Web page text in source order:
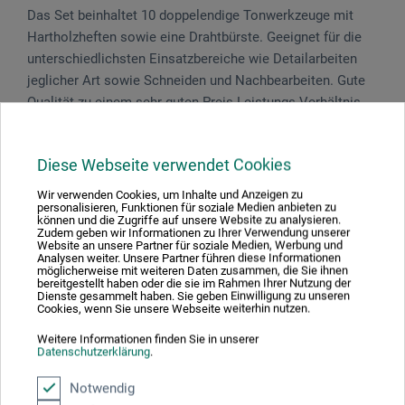
Diese Webseite verwendet Cookies
Wir verwenden Cookies, um Inhalte und Anzeigen zu
personalisieren, Funktionen für soziale Medien anbieten zu
können und die Zugriffe auf unsere Website zu analysieren.
Zudem geben wir Informationen zu Ihrer Verwendung unserer
Website an unsere Partner für soziale Medien, Werbung und
Analysen weiter. Unsere Partner führen diese Informationen
möglicherweise mit weiteren Daten zusammen, die Sie ihnen
bereitgestellt haben oder die sie im Rahmen Ihrer Nutzung der
Dienste gesammelt haben. Sie geben Einwilligung zu unseren
Cookies, wenn Sie unsere Webseite weiterhin nutzen.
Weitere Informationen finden Sie in unserer
Datenschutzerklärung.
Notwendig
Das Set beinhaltet 10 doppelendige Tonwerk­zeuge mit
Hartholzheften sowie eine Drahtbürste. Geeignet für die
unterschiedlichsten Einsatzbereiche wie Detailarbeiten
jeglicher Art sowie Schneiden und ­Nach­bearbeiten. Gute
Qualität zu einem sehr guten Preis-Leistungs-Verhältnis.
Produktbewertungen (0)
Schreiben Sie die erste Bewertung zu diesem Produkt
JETZT PRODUKT BEWERTEN